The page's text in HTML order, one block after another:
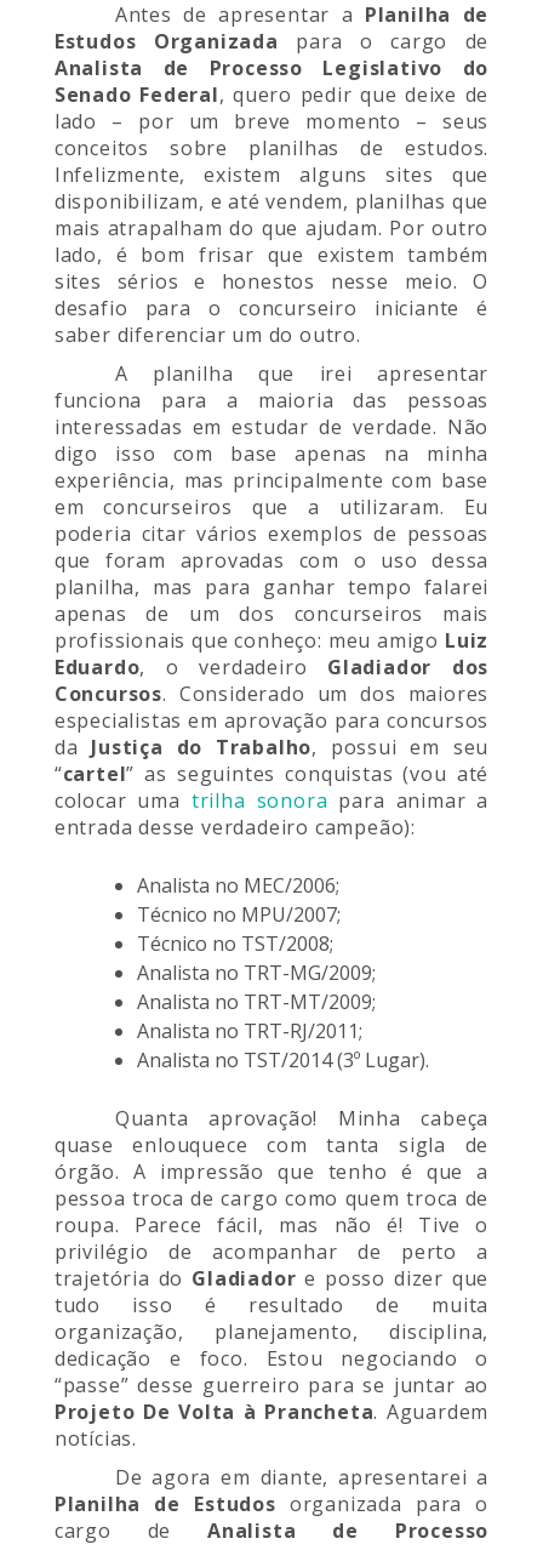
Antes de apresentar a Planilha de
Estudos Organizada para o cargo de
Analista de Processo Legislativo do
Senado Federal, quero pedir que deixe de
lado – por um breve momento – seus
conceitos sobre planilhas de estudos.
Infelizmente, existem alguns sites que
disponibilizam, e até vendem, planilhas que
mais atrapalham do que ajudam. Por outro
lado, é bom frisar que existem também
sites sérios e honestos nesse meio. O
desafio para o concurseiro iniciante é
saber diferenciar um do outro.
A planilha que irei apresentar
funciona para a maioria das pessoas
interessadas em estudar de verdade. Não
digo isso com base apenas na minha
experiência, mas principalmente com base
em concurseiros que a utilizaram. Eu
poderia citar vários exemplos de pessoas
que foram aprovadas com o uso dessa
planilha, mas para ganhar tempo falarei
apenas de um dos concurseiros mais
profissionais que conheço: meu amigo Luiz
Eduardo, o verdadeiro Gladiador dos
Concursos. Considerado um dos maiores
especialistas em aprovação para concursos
da Justiça do Trabalho, possui em seu
“cartel” as seguintes conquistas (vou até
colocar uma trilha sonora para animar a
entrada desse verdadeiro campeão):
Analista no MEC/2006;
Técnico no MPU/2007;
Técnico no TST/2008;
Analista no TRT-MG/2009;
Analista no TRT-MT/2009;
Analista no TRT-RJ/2011;
Analista no TST/2014 (3º Lugar).
Quanta aprovação! Minha cabeça
quase enlouquece com tanta sigla de
órgão. A impressão que tenho é que a
pessoa troca de cargo como quem troca de
roupa. Parece fácil, mas não é! Tive o
privilégio de acompanhar de perto a
trajetória do Gladiador e posso dizer que
tudo isso é resultado de muita
organização, planejamento, disciplina,
dedicação e foco. Estou negociando o
“passe” desse guerreiro para se juntar ao
Projeto De Volta à Prancheta. Aguardem
notícias.
De agora em diante, apresentarei a
Planilha de Estudos organizada para o
cargo deAnalista de Processo